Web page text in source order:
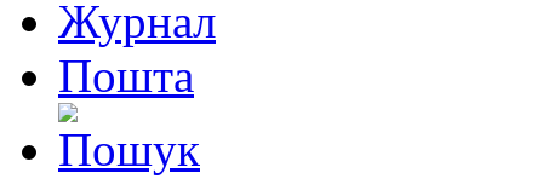
Журнал
Пошта